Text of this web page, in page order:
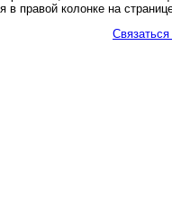
правой колонке на